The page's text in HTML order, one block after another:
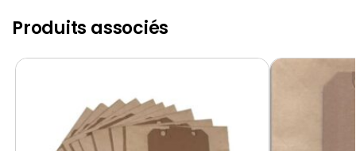
Produits associés